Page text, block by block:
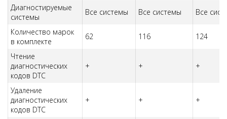
Диагностируемые
системы
Все системы Все системы Все
Количество марок
в комплекте
62 116 124
Чтение
диагностических
кодов DTC
+ + +
Удаление
диагностических
кодов DTC
+ + +